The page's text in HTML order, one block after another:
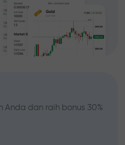
Anda dan raih bonus 30%